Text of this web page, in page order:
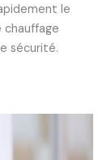
le
sécurité.